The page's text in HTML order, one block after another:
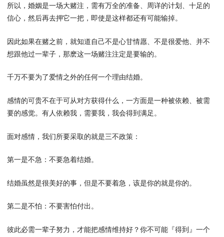
所以，婚姻是一场大赌注，需有万全的准备、周详的计划、十足的
信心，然后再去押它一把，即使是这样都还有可能输掉。
因此如果在赌之前，就知道自己不是心甘情愿、不是很爱他、并不
想跟他过一辈子，那麽这一场赌注注定是要输的。
千万不要为了爱情之外的任何一个理由结婚。
感情的可贵不在于可从对方获得什么，一方面是一种被依赖、被需
要的感觉。有人依赖我，需要我，我会得到满足。
面对感情，我们所要采取的就是三不政策：
第一是不急：不要急着结婚。
结婚虽然是很美好的事，但是不要着急，该是你的就是你的。
第二是不怕：不要害怕付出。
彼此必需一辈子努力，才能把感情维持好？你不可能『得到』一个